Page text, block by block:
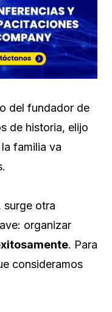
del fundador de
de historia, elijo
familia va
surge otra
organizar
. Para
consideramos